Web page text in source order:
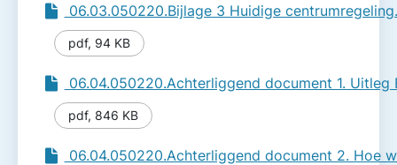
06.03.050220.Bijlage 3 Huidige
pdf, 94 KB
06.04.050220.Achterliggend document 1. Uitleg
pdf, 846 KB
06.04.050220.Achterliggend document 2. Hoe